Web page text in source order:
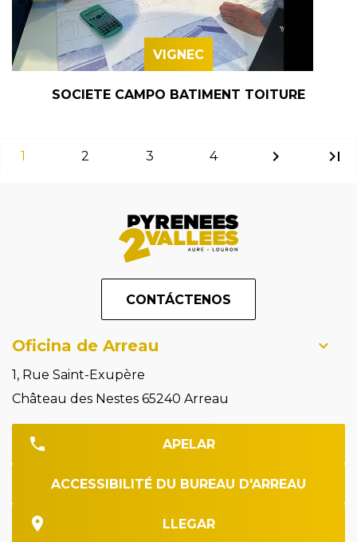
VIGNEC
SOCIETE CAMPO BATIMENT TOITURE
1 2 3 4 chevron_right last_page
CONTÁCTENOS
Oficina de Arreau
1, Rue Saint-Exupère
Château des Nestes 65240 Arreau
APELAR
ACCESSIBILITÉ DU BUREAU D'ARREAU
LLEGAR